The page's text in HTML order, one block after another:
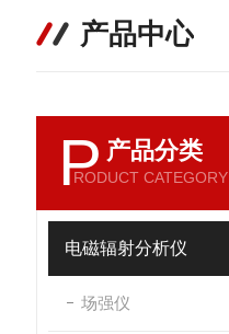
产品中心
P 产品分类
RODUCT CATEGORY
电磁辐射分析仪
场强仪